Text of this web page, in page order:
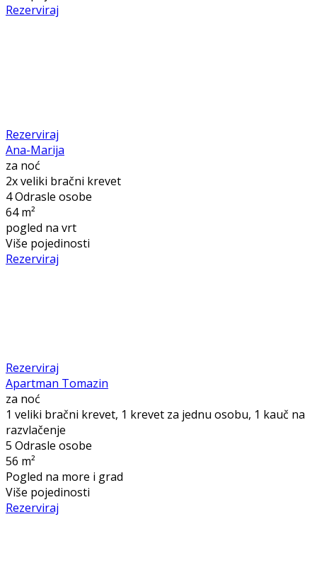
Rezerviraj
Rezerviraj
Ana-Marija
za noć
2x veliki bračni krevet
4 Odrasle osobe
64 m²
pogled na vrt
Više pojedinosti
Rezerviraj
Rezerviraj
Apartman Tomazin
za noć
1 veliki bračni krevet, 1 krevet za jednu osobu, 1 kauč na
razvlačenje
5 Odrasle osobe
56 m²
Pogled na more i grad
Više pojedinosti
Rezerviraj